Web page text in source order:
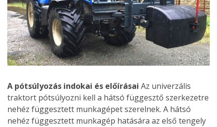
A pótsúlyozás indokai és előírásai Az univerzális
traktort pótsúlyozni kell a hátsó függesztő szerkezetre
nehéz függesztett munkagépet szerelnek. A hátsó
nehéz függesztett munkagép hatására az első tengely